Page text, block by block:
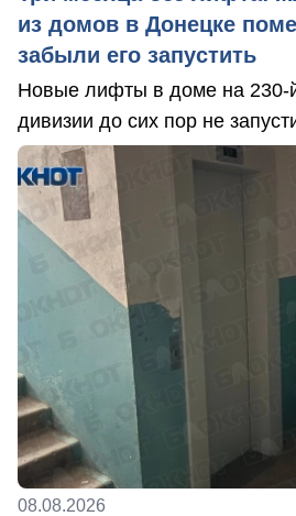
из домов в Донецке
забыли его запустить
Новые лифты в доме на 230-
дивизии до сих пор не
08.08.2026